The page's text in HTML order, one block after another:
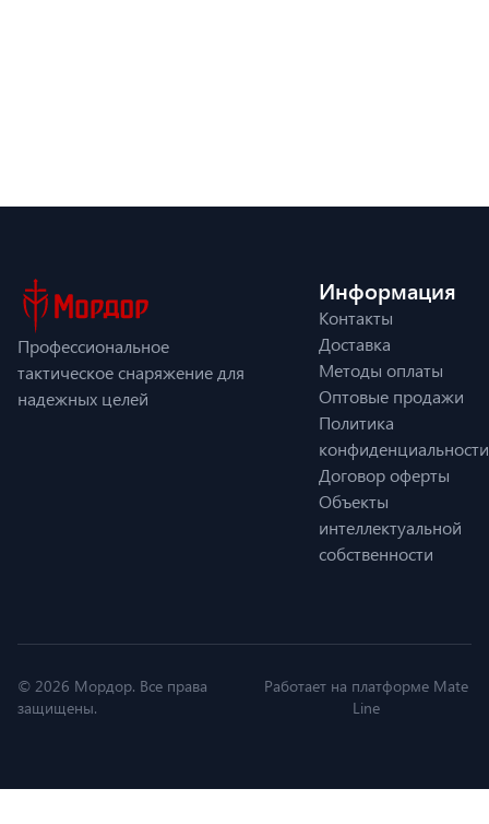
Профессиональное
тактическое снаряжение для
надежных целей
Информация
Контакты
Доставка
Методы оплаты
Оптовые продажи
Политика
конфиденциальности
Договор оферты
Объекты
интеллектуальной
собственности
© 2026 Мордор. Все права
защищены.
Работает на платформе Mate
Line